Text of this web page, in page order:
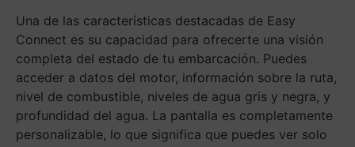
Una de las características destacadas de Easy
Connect es su capacidad para ofrecerte una visión
completa del estado de tu embarcación. Puedes
acceder a datos del motor, información sobre la ruta,
nivel de combustible, niveles de agua gris y negra, y
profundidad del agua. La pantalla es completamente
personalizable, lo que significa que puedes ver solo